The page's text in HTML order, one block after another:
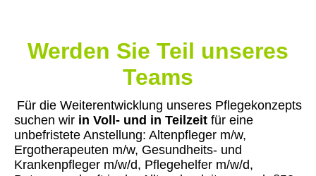
Werden Sie Teil unseres
Teams
Für die Weiterentwicklung unseres Pflegekonzepts
suchen wir in Voll- und in Teilzeit für eine
unbefristete Anstellung: Altenpfleger m/w,
Ergotherapeuten m/w, Gesundheits- und
Krankenpfleger m/w/d, Pflegehelfer m/w/d,